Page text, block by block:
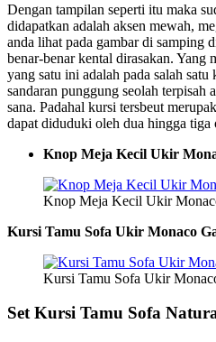
Dengan tampilan seperti itu maka
didapatkan adalah aksen mewah,
anda lihat pada gambar di samping
benar-benar kental dirasakan. Yang
yang satu ini adalah pada salah
sandaran punggung seolah
sana. Padahal kursi tersbeut
dapat diduduki oleh dua hingga tiga
Knop Meja Kecil Ukir
Knop Meja Kecil Ukir
Kursi Tamu Sofa Ukir Monaco
Kursi Tamu Sofa Ukir
Set Kursi Tamu Sofa